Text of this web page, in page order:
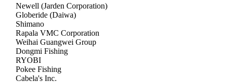
Newell (Jarden Corporation)
Globeride (Daiwa)
Shimano
Rapala VMC Corporation
Weihai Guangwei Group
Dongmi Fishing
RYOBI
Pokee Fishing
Cabela's Inc.